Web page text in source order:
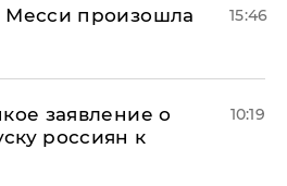
произошла
15:46
заявление о
россиян к
10:19